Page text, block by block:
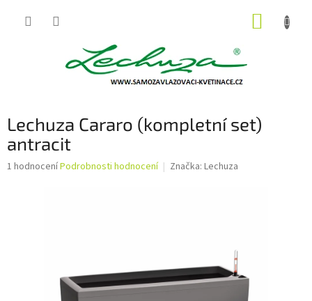
Lechuza Cararo (kompletní set)
antracit
Průměrné
1 hodnoceníPodrobnosti hodnocení Značka: Lechuza